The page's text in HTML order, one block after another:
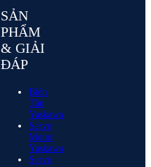
SẢN
PHẨM
& GIẢI
ĐÁP
Biến
Tần
Yaskawa
Servo
Motor
Yaskawa
Servo